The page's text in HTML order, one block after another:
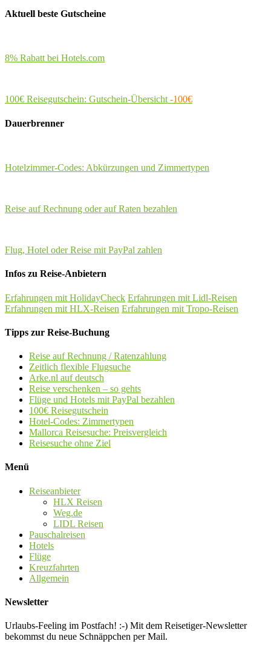
Aktuell beste Gutscheine
8% Rabatt bei Hotels.com
100€ Reisegutschein: Gutschein-Übersicht-100€
Dauerbrenner
Hotelzimmer-Codes: Abkürzungen und Zimmertypen
Reise auf Rechnung oder auf Raten bezahlen
Flug, Hotel oder Reise mit PayPal zahlen
Infos zu Reise-Anbietern
Erfahrungen mit HolidayCheck Erfahrungen mit Lidl-Reisen
Erfahrungen mit HLX-Reisen Erfahrungen mit Tropo-Reisen
Tipps zur Reise-Buchung
Reise auf Rechnung / Ratenzahlung
Zeitlich flexible Flugsuche
Arke.nl auf deutsch
Reise verschenken – so gehts
Flüge und Hotels mit PayPal bezahlen
100€ Reisegutschein
Hotel-Codes: Zimmertypen
Mallorca Reisesuche: Preisvergleich
Reisesuche ohne Ziel
Menü
Reiseanbieter
HLX Reisen
Weg.de
LIDL Reisen
Pauschalreisen
Hotels
Flüge
Kreuzfahrten
Allgemein
Newsletter
Urlaubs-Feeling im Postfach! :-) Mit dem Reisetiger-Newsletter
bekommst du neue Schnäppchen per Mail.